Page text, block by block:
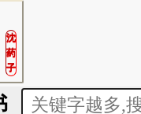
沈
药
子